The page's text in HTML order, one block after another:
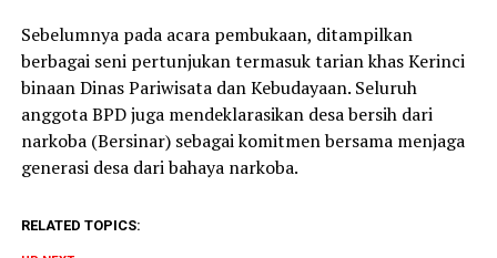
Sebelumnya pada acara pembukaan, ditampilkan
berbagai seni pertunjukan termasuk tarian khas Kerinci
binaan Dinas Pariwisata dan Kebudayaan. Seluruh
anggota BPD juga mendeklarasikan desa bersih dari
narkoba (Bersinar) sebagai komitmen bersama menjaga
generasi desa dari bahaya narkoba.
RELATED TOPICS: